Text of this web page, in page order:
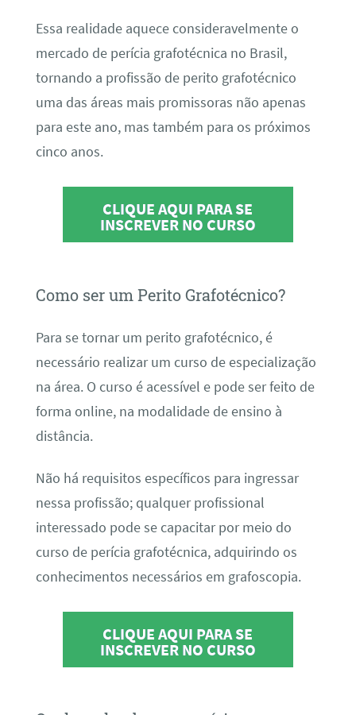
Essa realidade aquece consideravelmente o
mercado de perícia grafotécnica no Brasil,
tornando a profissão de perito grafotécnico
uma das áreas mais promissoras não apenas
para este ano, mas também para os próximos
cinco anos.
CLIQUE AQUI PARA SE
INSCREVER NO CURSO
Como ser um Perito Grafotécnico?
Para se tornar um perito grafotécnico, é
necessário realizar um curso de especialização
na área. O curso é acessível e pode ser feito de
forma online, na modalidade de ensino à
distância.
Não há requisitos específicos para ingressar
nessa profissão; qualquer profissional
interessado pode se capacitar por meio do
curso de perícia grafotécnica, adquirindo os
conhecimentos necessários em grafoscopia.
CLIQUE AQUI PARA SE
INSCREVER NO CURSO